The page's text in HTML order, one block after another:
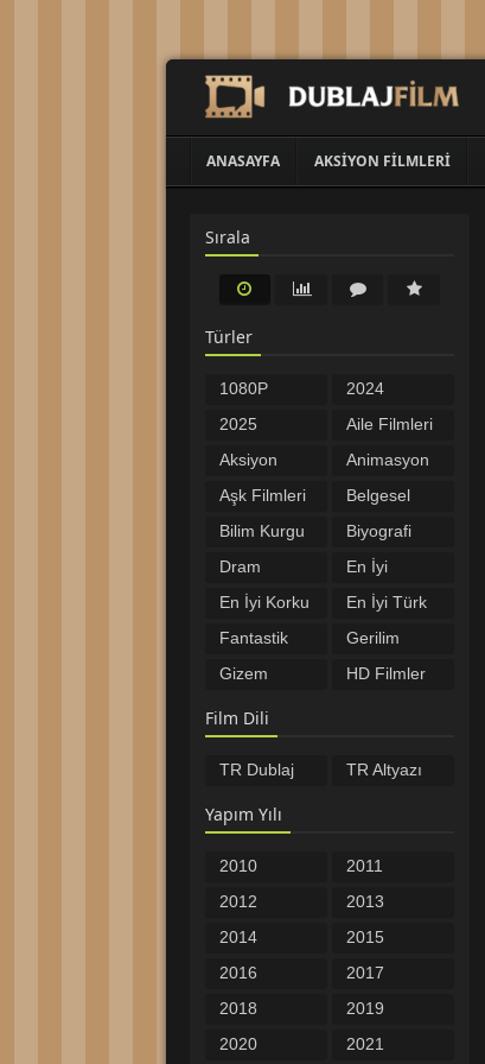
ANASAYFA AKSIYON FILMLERI
Sırala
Türler
1080P
Filmler
2024
Filmleri
2025
Filmleri
Aile Filmleri
Aksiyon
Filmleri
Animasyon
Filmleri
Aşk Filmleri
Belgesel
Bilim Kurgu
Filmleri
Biyografi
Filmleri
Dram
Filmleri
En İyi
Filmler
En İyi Korku
Filmleri
En İyi Türk
Filmleri
Fantastik
Filmler
Gerilim
Filmleri
Gizem
HD Filmler
Komedi
Filmleri
Filmleri
Filmler
Savaş
Filmleri
Spor
Tarih
Filmler
Filmler
Film Dili
TR Dublaj TR Altyazı
Yapım Yılı
2010
Öncesi
2011
2012
2013
2014
2015
2016
2017
2018
2019
2020
2021